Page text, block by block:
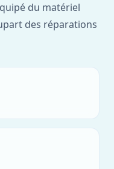
du matériel
des réparations